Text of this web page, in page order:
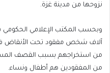
نزوحها من مدينة غزة.
آلاف شخص مفقود تحت الأنقاض
من المفقودين هم أطفال ونساء.